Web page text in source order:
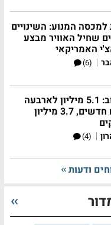
המנוע: השינויים
שחיל האוויר מבצע
האמריקאי
|
(6)
בורוכוב: 5.1 מיליון לארבעה
חדרים חדשים, 3.7 מיליון
|
(4)
ודעות